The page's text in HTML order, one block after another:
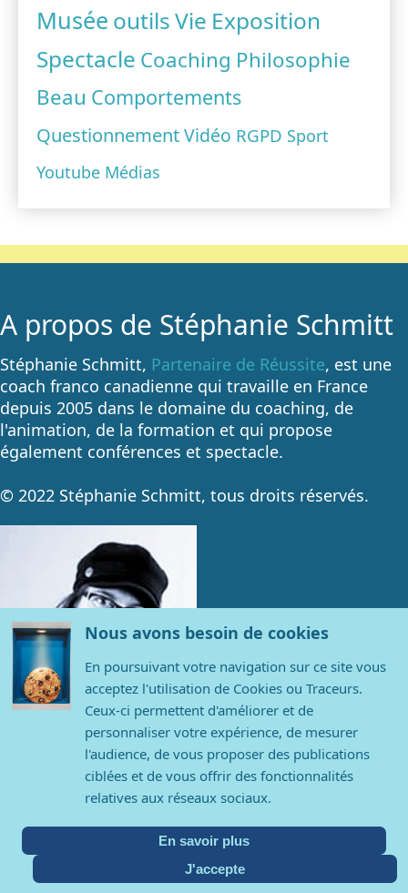
Musée outilsVie Exposition
Spectacle Coaching Philosophie
Beau Comportements
QuestionnementVidéo RGPD Sport
Youtube Médias
A propos de Stéphanie Schmitt
Stéphanie Schmitt, Partenaire de Réussite, est une
coach franco canadienne qui travaille en France
depuis 2005 dans le domaine du coaching, de
l'animation, de la formation et qui propose
également conférences et spectacle.
© 2022 Stéphanie Schmitt, tous droits réservés.
Contact
Stéphanie Schmitt
contact@stephanieschmitt.com
Nous avons besoin de cookies
En poursuivant votre navigation sur ce site vous
acceptez l'utilisation de Cookies ou Traceurs.
Ceux-ci permettent d'améliorer et de
personnaliser votre expérience, de mesurer
l'audience, de vous proposer des publications
ciblées et de vous offrir des fonctionnalités
relatives aux réseaux sociaux.
En savoir plus
J'accepte